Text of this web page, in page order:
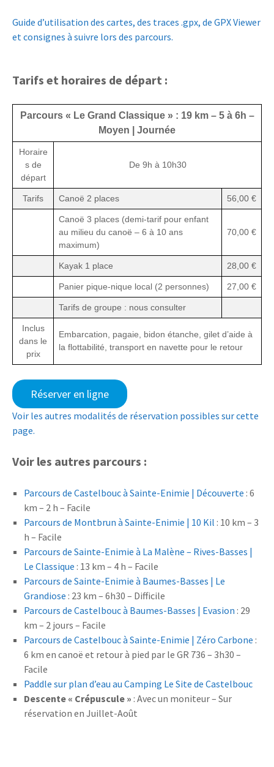
Guide d’utilisation des cartes, des traces .gpx, de GPX Viewer
et consignes à suivre lors des parcours.
Tarifs et horaires de départ :
Parcours « Le Grand Classique » : 19 km – 5 à 6h –
Moyen | Journée
Horaire
s de
départ
De 9h à 10h30
Tarifs Canoë 2 places 56,00 €
Canoë 3 places (demi-tarif pour enfant
au milieu du canoë – 6 à 10 ans
maximum)
70,00 €
Kayak 1 place 28,00 €
Panier pique-nique local (2 personnes) 27,00 €
Tarifs de groupe : nous consulter
Inclus
dans le
prix
Embarcation, pagaie, bidon étanche, gilet d’aide à
la flottabilité, transport en navette pour le retour
Réserver en ligne
Voir les autres modalités de réservation possibles sur cette
page.
Voir les autres parcours :
Parcours de Castelbouc à Sainte-Enimie | Découverte : 6
km – 2 h – Facile
Parcours de Montbrun à Sainte-Enimie | 10 Kil : 10 km – 3
h – Facile
Parcours de Sainte-Enimie à La Malène – Rives-Basses |
Le Classique : 13 km – 4 h – Facile
Parcours de Sainte-Enimie à Baumes-Basses | Le
Grandiose : 23 km – 6h30 – Difficile
Parcours de Castelbouc à Baumes-Basses | Evasion : 29
km – 2 jours – Facile
Parcours de Castelbouc à Sainte-Enimie | Zéro Carbone :
6 km en canoë et retour à pied par le GR 736 – 3h30 –
Facile
Paddle sur plan d’eau au Camping Le Site de Castelbouc
Descente « Crépuscule » : Avec un moniteur – Sur
réservation en Juillet-Août